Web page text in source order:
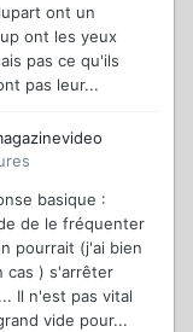
ont un
ont les yeux
pas ce qu'ils
pas leur...
basique :
de le fréquenter
pourrait (j'ai bien
cas ) s'arrêter
Il n'est pas vital
vide pour...